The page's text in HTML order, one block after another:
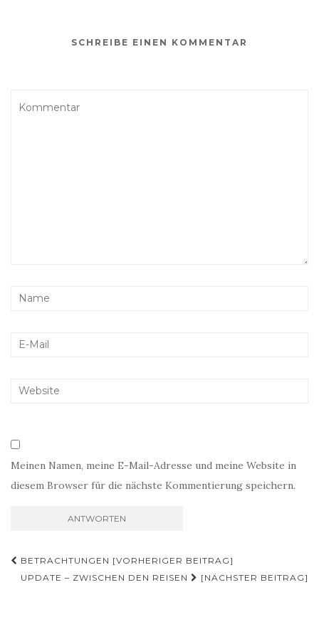
SCHREIBE EINEN KOMMENTAR
Meinen Namen, meine E-Mail-Adresse und meine Website in
diesem Browser für die nächste Kommentierung speichern.
Beitragsnavigation
BETRACHTUNGEN [VORHERIGER BEITRAG]
UPDATE – ZWISCHEN DEN REISEN
[NÄCHSTER BEITRAG]